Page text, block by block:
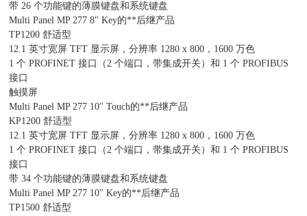
带 26 个功能键的薄膜键盘和系统键盘
Multi Panel MP 277 8" Key的**后继产品
TP1200 舒适型
12.1 英寸宽屏 TFT 显示屏，分辨率 1280 x 800，1600 万色
1 个 PROFINET 接口（2 个端口，带集成开关）和 1 个 PROFIBUS
接口
触摸屏
Multi Panel MP 277 10" Touch的**后继产品
KP1200 舒适型
12.1 英寸宽屏 TFT 显示屏，分辨率 1280 x 800，1600 万色
1 个 PROFINET 接口（2 个端口，带集成开关）和 1 个 PROFIBUS
接口
带 34 个功能键的薄膜键盘和系统键盘
Multi Panel MP 277 10" Key的**后继产品
TP1500 舒适型